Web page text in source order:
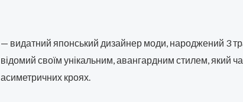
— видатний японський дизайнер моди, народжений 3
відомий своїм унікальним, авангардним стилем, який
асиметричних кроях.